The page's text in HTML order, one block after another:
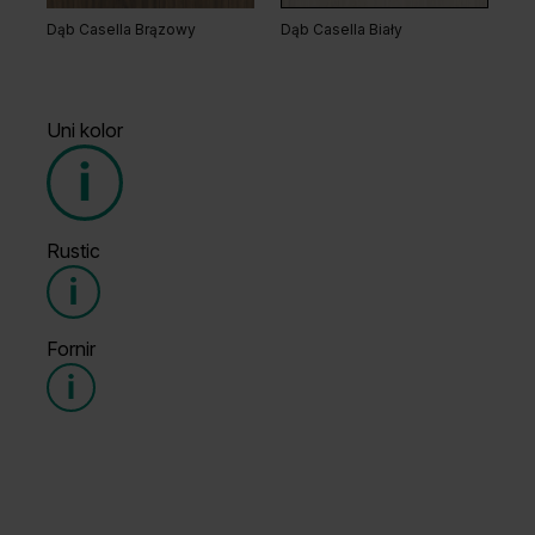
Dąb Casella Brązowy Dąb Casella Biały
Uni kolor
Grupa cenowa (3)
Rustic
Grupa cenowa (3)
Fornir